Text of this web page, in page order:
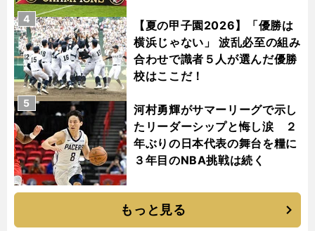
【夏の甲子園2026】「優勝は
横浜じゃない」 波乱必至の組み
合わせで識者５人が選んだ優勝
校はここだ！
4
河村勇輝がサマーリーグで示し
たリーダーシップと悔し涙 ２
年ぶりの日本代表の舞台を糧に
３年目のNBA挑戦は続く
5
もっと見る